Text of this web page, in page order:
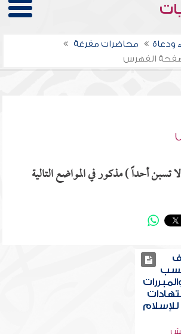
ودعاة
محاضرات مفرغة
الفهرس
أحداً ) مذكور في المواضع التالية